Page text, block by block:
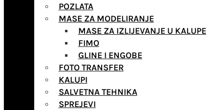
POZLATA
MASE ZA MODELIRANJE
MASE ZA IZLIJEVANJE U KALUPE
FIMO
GLINE I ENGOBE
FOTO TRANSFER
KALUPI
SALVETNA TEHNIKA
SPREJEVI